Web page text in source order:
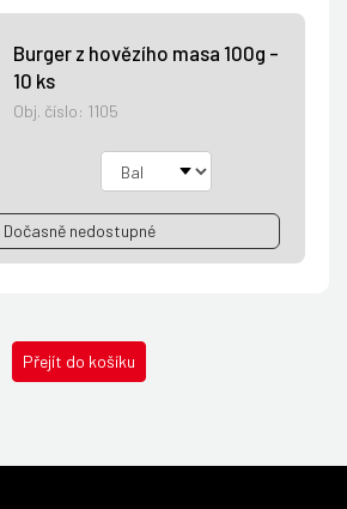
Burger z hovězího masa 100g -
10 ks
Obj. číslo: 1105
Dočasně nedostupné
Přejít do košíku